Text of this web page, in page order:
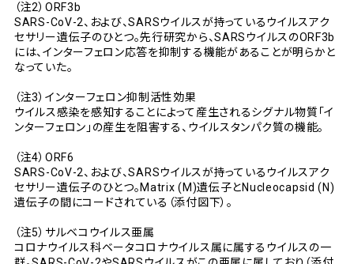
（注2）ORF3b
SARS-CoV-2、および、SARSウイルスが持っているウイルスアク
セサリー遺伝子のひとつ。先行研究から、SARSウイルスのORF3b
には、インターフェロン応答を抑制する機能があることが明らかと
なっていた。
（注3）インターフェロン抑制活性効果
ウイルス感染を感知することによって産生されるシグナル物質「イ
ンターフェロン」の産生を阻害する、ウイルスタンパク質の機能。
（注4）ORF6
SARS-CoV-2、および、SARSウイルスが持っているウイルスアク
セサリー遺伝子のひとつ。Matrix (M)遺伝子とNucleocapsid (N)
遺伝子の間にコードされている（添付図下）。
（注5）サルベコウイルス亜属
コロナウイルス科ベータコロナウイルス属に属するウイルスの一